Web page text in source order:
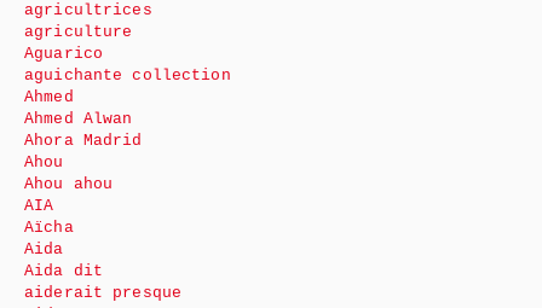
agricultrices
agriculture
Aguarico
aguichante collection
Ahmed
Ahmed Alwan
Ahora Madrid
Ahou
Ahou ahou
AIA
Aïcha
Aida
Aida dit
aiderait presque